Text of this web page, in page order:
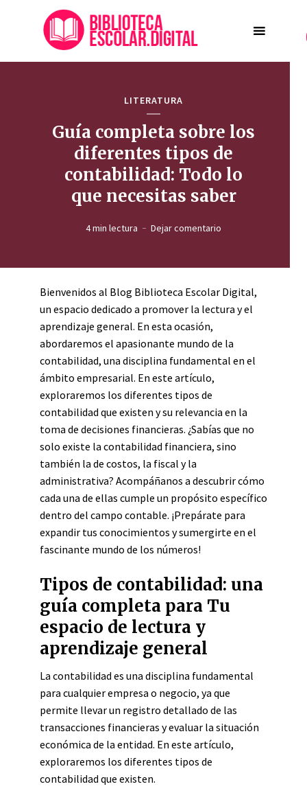
LITERATURA
Guía completa sobre los
diferentes tipos de
contabilidad: Todo lo
que necesitas saber
4 min lectura Dejar comentario
Bienvenidos al Blog Biblioteca Escolar Digital,
un espacio dedicado a promover la lectura y el
aprendizaje general. En esta ocasión,
abordaremos el apasionante mundo de la
contabilidad, una disciplina fundamental en el
ámbito empresarial. En este artículo,
exploraremos los diferentes tipos de
contabilidad que existen y su relevancia en la
toma de decisiones financieras. ¿Sabías que no
solo existe la contabilidad financiera, sino
también la de costos, la fiscal y la
administrativa? Acompáñanos a descubrir cómo
cada una de ellas cumple un propósito específico
dentro del campo contable. ¡Prepárate para
expandir tus conocimientos y sumergirte en el
fascinante mundo de los números!
Tipos de contabilidad: una
guía completa para Tu
espacio de lectura y
aprendizaje general
La contabilidad es una disciplina fundamental
para cualquier empresa o negocio, ya que
permite llevar un registro detallado de las
transacciones financieras y evaluar la situación
económica de la entidad. En este artículo,
exploraremos los diferentes tipos de
contabilidad que existen.